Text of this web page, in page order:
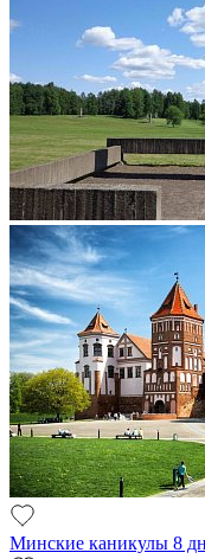
Минские каникулы 8